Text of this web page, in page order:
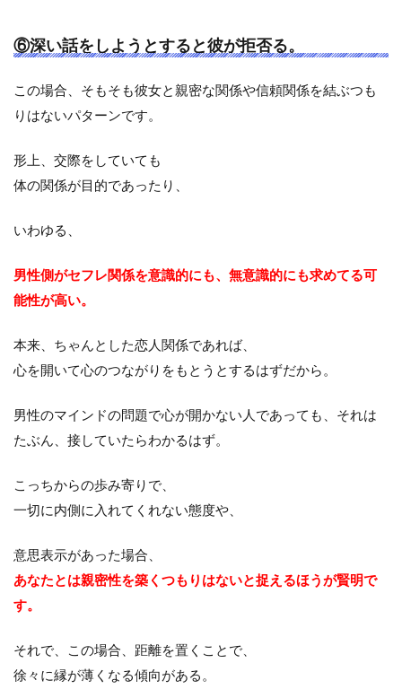
⑥深い話をしようとすると彼が拒否る。
この場合、そもそも彼女と親密な関係や信頼関係を結ぶつも
りはないパターンです。
形上、交際をしていても
体の関係が目的であったり、
いわゆる、
男性側がセフレ関係を意識的にも、 無意識的にも求めてる可
能性が高い。
本来、ちゃんとした恋人関係であれば、
心を開いて心のつながりをもとうとするはずだから。
男性のマインドの問題で心が開かない人であっても、それは
たぶん、接していたらわかるはず。
こっちからの歩み寄りで、
一切に内側に入れてくれない態度や、
意思表示があった場合、
あなたとは親密性を築くつもりはないと捉えるほうが賢明で
す。
それで、この場合、距離を置くことで、
徐々に縁が薄くなる傾向がある。